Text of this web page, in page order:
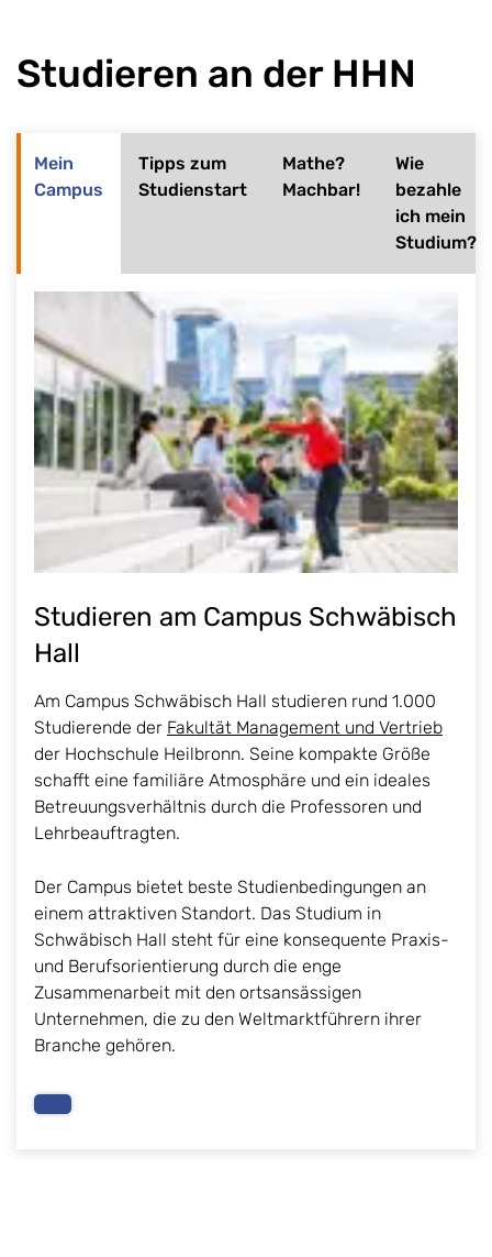
Studieren an der HHN
Mein
Campus
Tipps zum
Studienstart
Mathe?
Machbar!
Wie
bezahle
ich mein
Studium?
Studieren am Campus Schwäbisch
Hall
Am Campus Schwäbisch Hall studieren rund 1.000
Studierende der Fakultät Management und Vertrieb
der Hochschule Heilbronn. Seine kompakte Größe
schafft eine familiäre Atmosphäre und ein ideales
Betreuungsverhältnis durch die Professoren und
Lehrbeauftragten.
Der Campus bietet beste Studienbedingungen an
einem attraktiven Standort. Das Studium in
Schwäbisch Hall steht für eine konsequente Praxis-
und Berufsorientierung durch die enge
Zusammenarbeit mit den ortsansässigen
Unternehmen, die zu den Weltmarktführern ihrer
Branche gehören.